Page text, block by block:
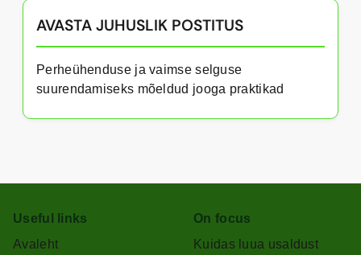
AVASTA JUHUSLIK POSTITUS
Perheühenduse ja vaimse selguse
suurendamiseks mõeldud jooga praktikad
Useful links
Avaleht
On focus
Kuidas luua usaldust